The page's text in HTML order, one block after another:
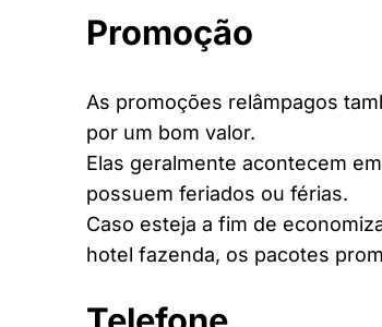
Promoção
As promoções relâmpagos
por um bom valor.
Elas geralmente acontecem
possuem feriados ou férias.
Caso esteja a fim de
hotel fazenda, os pacotes